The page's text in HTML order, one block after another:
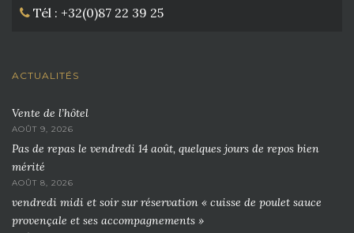
Tél : +32(0)87 22 39 25
ACTUALITÉS
Vente de l’hôtel
AOÛT 9, 2026
Pas de repas le vendredi 14 août, quelques jours de repos bien
mérité
AOÛT 8, 2026
vendredi midi et soir sur réservation « cuisse de poulet sauce
provençale et ses accompagnements »